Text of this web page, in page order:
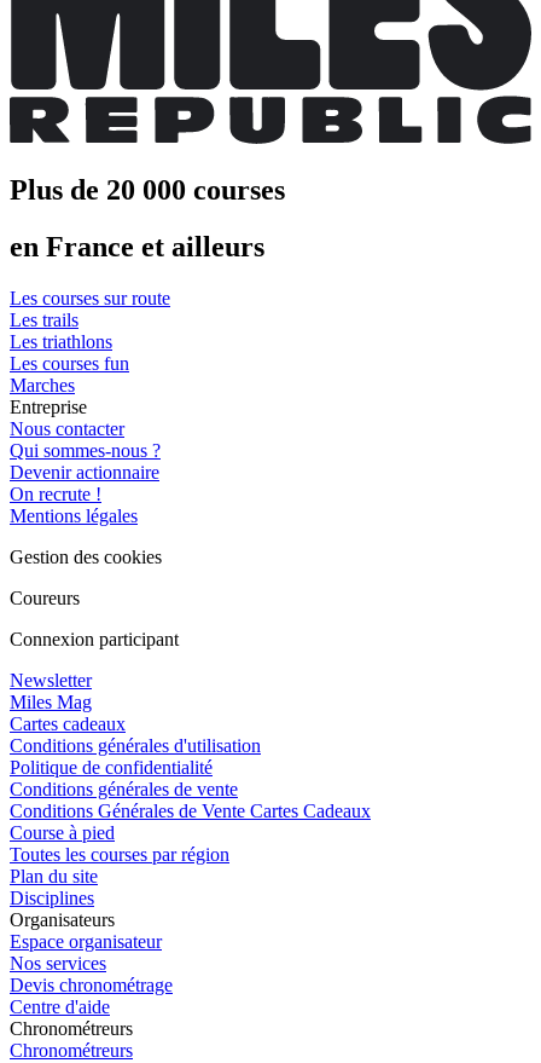
Plus de 20 000 courses
en France et ailleurs
Les courses sur route
Les trails
Les triathlons
Les courses fun
Marches
Entreprise
Nous contacter
Qui sommes-nous ?
Devenir actionnaire
On recrute !
Mentions légales
Gestion des cookies
Coureurs
Connexion participant
Newsletter
Miles Mag
Cartes cadeaux
Conditions générales d'utilisation
Politique de confidentialité
Conditions générales de vente
Conditions Générales de Vente Cartes Cadeaux
Course à pied
Toutes les courses par région
Plan du site
Disciplines
Organisateurs
Espace organisateur
Nos services
Devis chronométrage
Centre d'aide
Chronométreurs
Chronométreurs